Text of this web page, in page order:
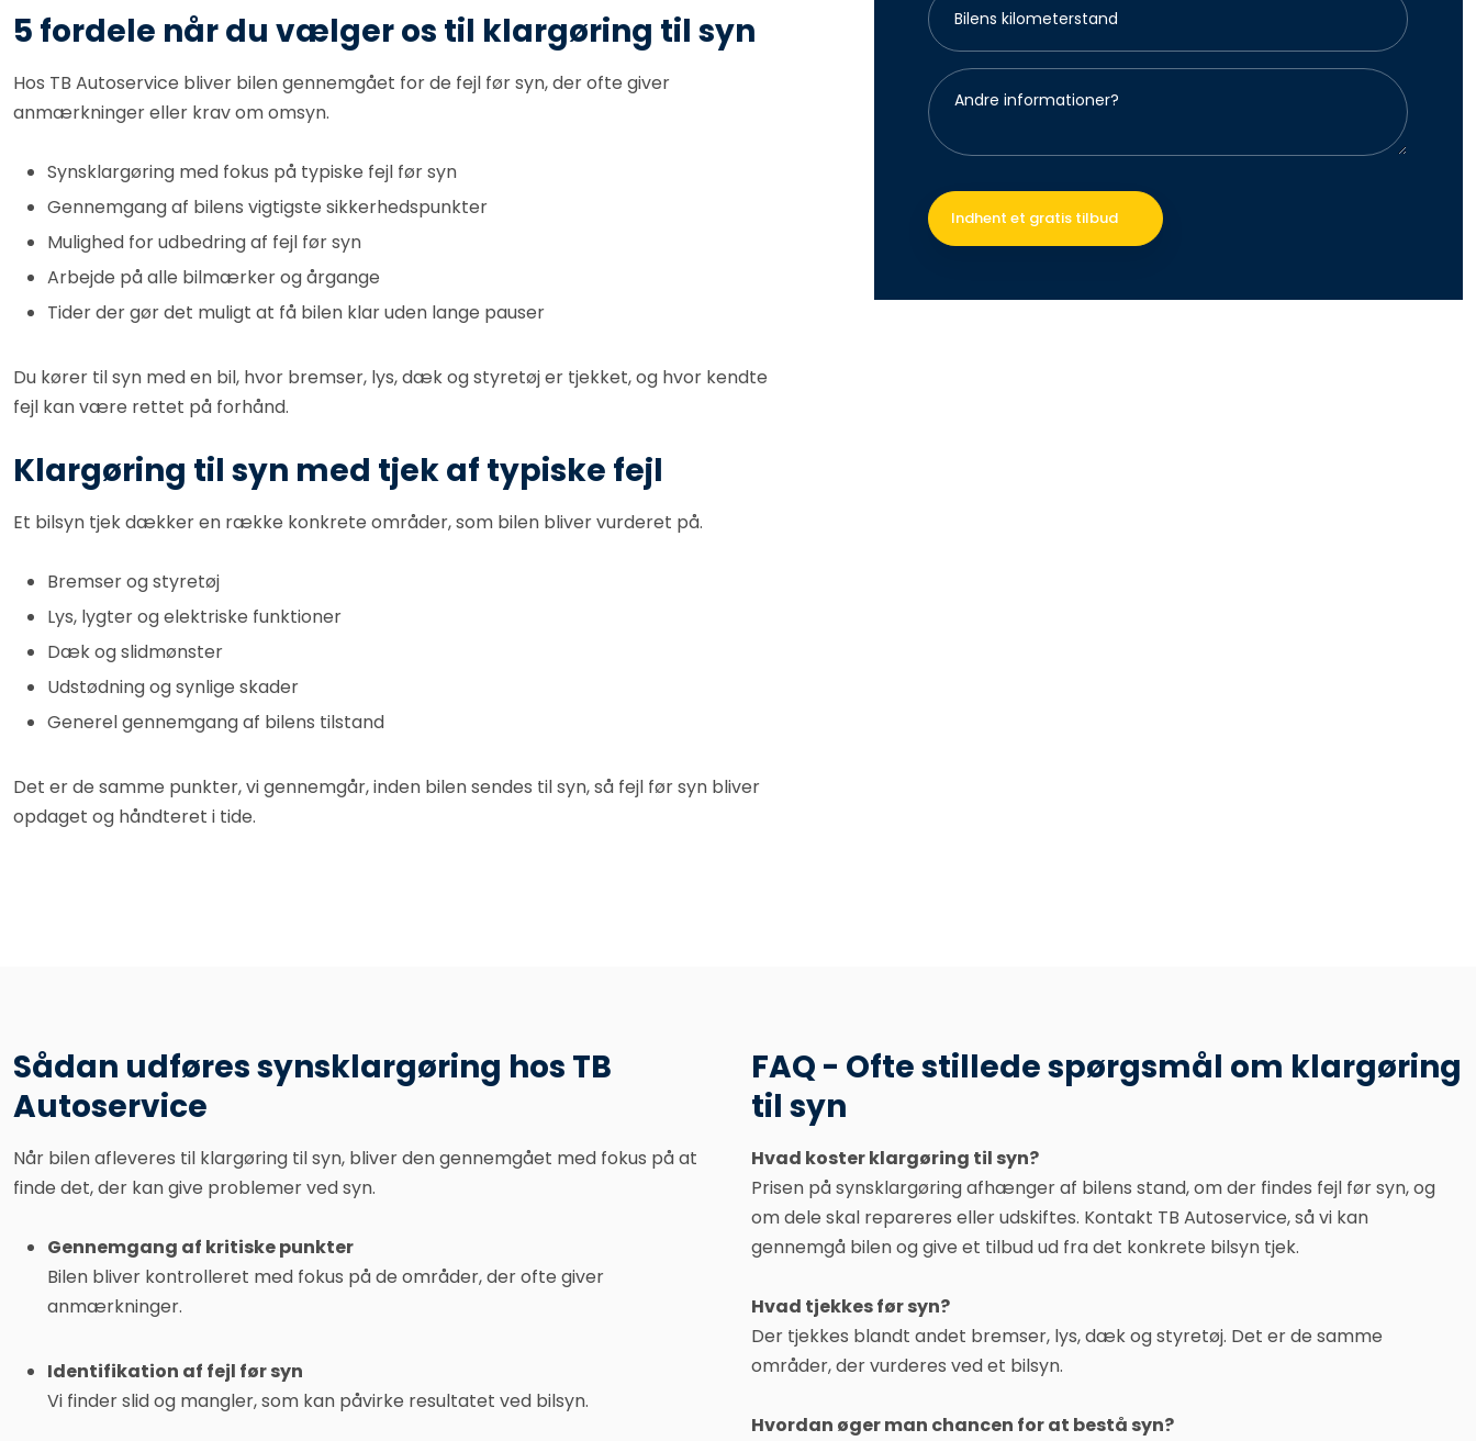
5 fordele når du vælger os til klargøring til syn
Hos TB Autoservice bliver bilen gennemgået for de fejl før syn, der ofte giver
anmærkninger eller krav om omsyn.
Synsklargøring med fokus på typiske fejl før syn
Gennemgang af bilens vigtigste sikkerhedspunkter
Mulighed for udbedring af fejl før syn
Arbejde på alle bilmærker og årgange
Tider der gør det muligt at få bilen klar uden lange pauser
Du kører til syn med en bil, hvor bremser, lys, dæk og styretøj er tjekket, og hvor kendte
fejl kan være rettet på forhånd.
Klargøring til syn med tjek af typiske fejl
Et bilsyn tjek dækker en række konkrete områder, som bilen bliver vurderet på.
Bremser og styretøj
Lys, lygter og elektriske funktioner
Dæk og slidmønster
Udstødning og synlige skader
Generel gennemgang af bilens tilstand
Det er de samme punkter, vi gennemgår, inden bilen sendes til syn, så fejl før syn bliver
opdaget og håndteret i tide.
Sådan udføres synsklargøring hos TB
Autoservice
Når bilen afleveres til klargøring til syn, bliver den gennemgået med fokus på at
finde det, der kan give problemer ved syn.
Gennemgang af kritiske punkter
Bilen bliver kontrolleret med fokus på de områder, der ofte giver
anmærkninger.
Identifikation af fejl før syn
Vi finder slid og mangler, som kan påvirke resultatet ved bilsyn.
FAQ - Ofte stillede spørgsmål om klargøring
til syn
Hvad koster klargøring til syn?
Prisen på synsklargøring afhænger af bilens stand, om der findes fejl før syn, og
om dele skal repareres eller udskiftes. Kontakt TB Autoservice, så vi kan
gennemgå bilen og give et tilbud ud fra det konkrete bilsyn tjek.
Hvad tjekkes før syn?
Der tjekkes blandt andet bremser, lys, dæk og styretøj. Det er de samme
områder, der vurderes ved et bilsyn.
Hvordan øger man chancen for at bestå syn?